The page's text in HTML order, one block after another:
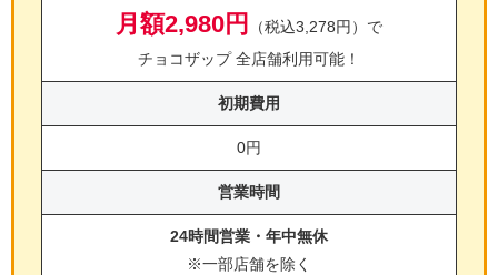
月額2,980円
（税込3,278円）で
チョコザップ 全店舗利用可能！
初期費用
0円
営業時間
24時間営業・年中無休
※一部店舗を除く